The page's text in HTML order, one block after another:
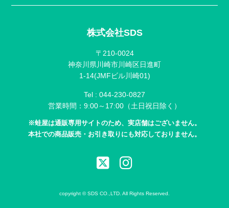
株式会社SDS
〒210-0024
神奈川県川崎市川崎区日進町
1-14(JMFビル川崎01)
Tel : 044-230-0827
営業時間：9:00～17:00（土日祝日除く）
※蛙屋は通販専用サイトのため、実店舗はございません。
本社での商品販売・お引き取りにも対応しておりません。
copyright © SDS CO.,LTD. All Rights Reserved.